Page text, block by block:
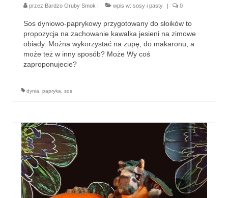
przez Bardzo Gruby Smok wpis w: sosy i pasty 0
Sos dyniowo-paprykowy przygotowany do słoików to
propozycja na zachowanie kawałka jesieni na zimowe
obiady. Można wykorzystać na zupę, do makaronu, a
może też w inny sposób? Może Wy coś
zaproponujecie?
dynia, papryka, sos